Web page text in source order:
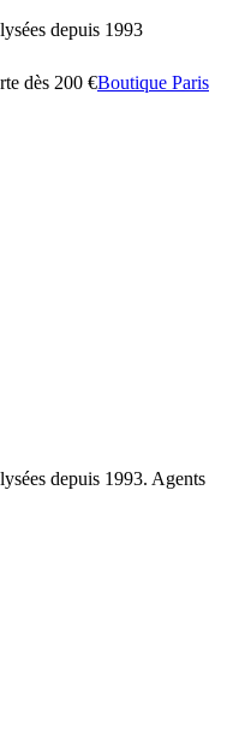
depuis 1993
dès 200 €Boutique Paris
depuis 1993. Agents